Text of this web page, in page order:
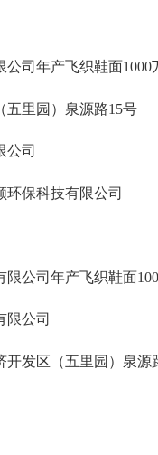
司年产飞织鞋面
五里园）泉源路15号
公司
环保科技有限公司
公司年产飞织鞋面
限公司
发区（五里园）泉源